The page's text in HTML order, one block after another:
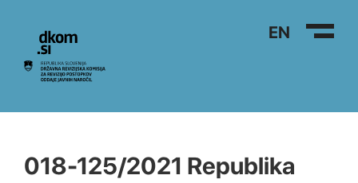
Na vsebino EN
018-125/2021 Republika